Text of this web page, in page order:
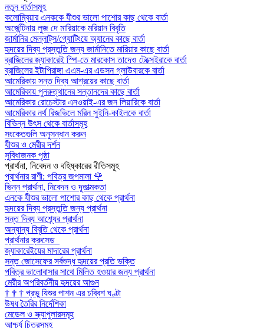
নতুন বার্তাসমূহ
কলোম্বিয়ার এনককে যীশুর ভালো পাশোর কাছ থেকে বার্তা
অর্জেন্টিনায় লুজ দে মারিয়াকে মরিয়ান বিবৃতি
জার্মানির মেল্লাট্‌স/গ্যোটিংয়ে অ্যানের কাছে বার্তা
হৃদয়ের দিব্য প্রস্তুতি জন্য জার্মানিতে মারিয়ার কাছে বার্তা
ব্রাজিলের জ্যাকারেই স্পি-তে মারকোস তাদেও টেক্সেইরাকে বার্তা
ব্রাজিলের ইটাপিরাঙ্গা এএম-এর এডসন গ্লাউবারকে বার্তা
আমেরিকায় সন্ত দিব্য আশ্রয়ের কাছে বার্তা
আমেরিকায় পুনরুত্থানের সন্তানদের কাছে বার্তা
আমেরিকার রোচেস্টার এনওয়াই-এর জন লিয়ারিকে বার্তা
আমেরিকার নর্থ রিজভিলে মরিন সুইনি-কাইলকে বার্তা
বিভিন্ন উৎস থেকে বার্তাসমূহ
সংকেতগুলি অনুসন্ধান করুন
যীশুর ও মেরীর দর্শন
সুবিধাজনক পৃষ্ঠা
প্রার্থনা, নিবেদন ও বহিষ্কারের রীতিসমূহ
প্রার্থনার রাণী: পবিত্র জপমালা 🌹
ভিন্ন প্রার্থনা, নিবেদন ও দূতাত্মকতা
এনকে যীশুর ভালো পাশোর কাছ থেকে প্রার্থনা
হৃদয়ের দিব্য প্রস্তুতি জন্য প্রার্থনা
সন্ত দিব্য আশ্র্যের প্রার্থনা
অন্যান্য বিবৃতি থেকে প্রার্থনা
প্রার্থনার ক্রুসেড
জ্যাকারেইয়ের মাদারের প্রার্থনা
সন্ত জোসেফের সর্বশুদ্ধ হৃদয়ের প্রতি ভক্তি
পবিত্র ভালোবাসার সাথে মিলিত হওয়ার জন্য প্রার্থনা
মেরীর অপরিবর্তনীয় হৃদয়ের আগুন
† † † প্রভু যিশুর পাশন এর চব্বিশ ঘণ্টা
উষধ তৈরির নির্দেশিকা
মেডেল ও স্ক্যাপুলারসমূহ
আশ্চর্য চিত্রসমূহ